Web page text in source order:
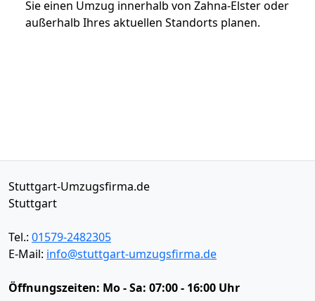
Sie einen Umzug innerhalb von Zahna-Elster oder
außerhalb Ihres aktuellen Standorts planen.
Stuttgart-Umzugsfirma.de
Stuttgart
Tel.: 01579-2482305
E-Mail: info@stuttgart-umzugsfirma.de
Öffnungszeiten: Mo - Sa: 07:00 - 16:00 Uhr